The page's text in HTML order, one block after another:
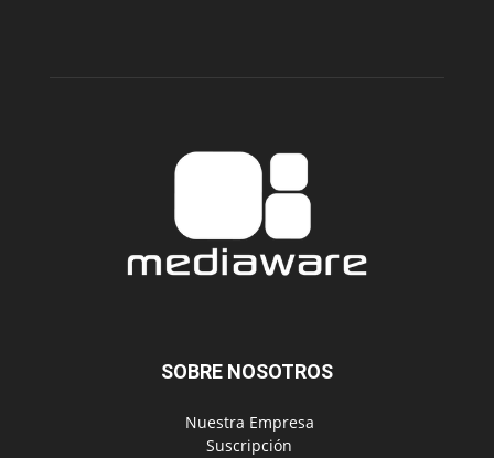
SOBRE NOSOTROS
‎ Nuestra Empresa
‎ Suscripción